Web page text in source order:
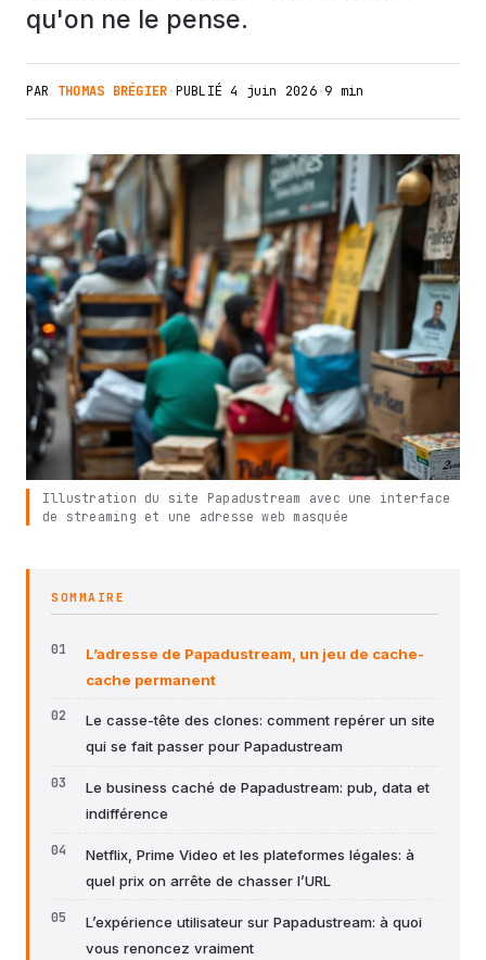
qu'on ne le pense.
PAR THOMAS BRÉGIER·PUBLIÉ4 juin 2026·9 min
Illustration du site Papadustream avec une interface
de streaming et une adresse web masquée
SOMMAIRE
L’adresse de Papadustream, un jeu de cache-
cache permanent
Le casse-tête des clones: comment repérer un site
qui se fait passer pour Papadustream
Le business caché de Papadustream: pub, data et
indifférence
Netflix, Prime Video et les plateformes légales: à
quel prix on arrête de chasser l’URL
L’expérience utilisateur sur Papadustream: à quoi
vous renoncez vraiment